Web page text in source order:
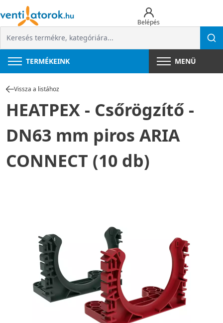
Belépés
TERMÉKEINK MENÜ
Vissza a listához
HEATPEX - Csőrögzítő -
DN63 mm piros ARIA
CONNECT (10 db)